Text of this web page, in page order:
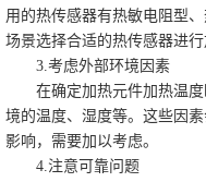
用的热传感器有热敏电阻型
场景选择合适的热传感器进行
3.考虑外部环境因素
在确定加热元件加热温度
境的温度、湿度等。这些因
影响，需要加以考虑。
4.注意可靠问题